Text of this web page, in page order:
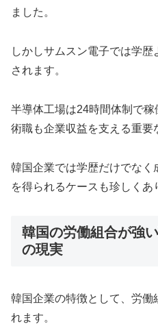
ました。
しかしサムスン電子では学
されます。
半導体工場は24時間体制で
術職も企業収益を支える重要
韓国企業では学歴だけでなく
を得られるケースも珍しくあ
韓国の労働組合が強
の現実
韓国企業の特徴として、労働
れます。